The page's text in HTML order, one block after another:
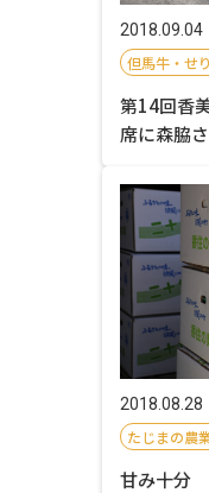
2018.09.04
但馬牛・せ
第14回香
席に森脇
2018.08.28
たじまの農
甘み十分